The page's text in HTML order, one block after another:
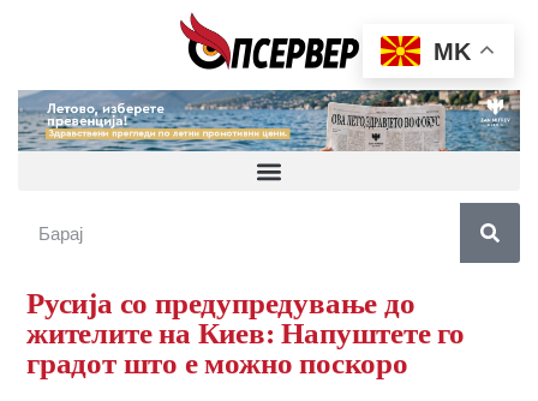
Русија со предупредување до
жителите на Киев: Напуштете го
градот што е можно поскоро
MK